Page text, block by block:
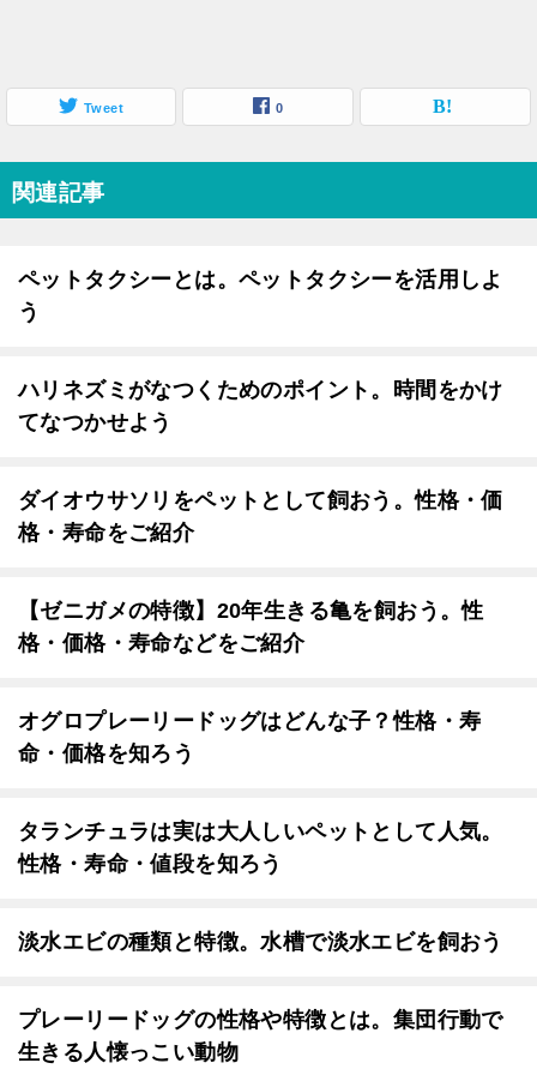
Tweet 0
関連記事
ペットタクシーとは。ペットタクシーを活用しよ
う
ハリネズミがなつくためのポイント。時間をかけ
てなつかせよう
ダイオウサソリをペットとして飼おう。性格・価
格・寿命をご紹介
【ゼニガメの特徴】20年生きる亀を飼おう。性
格・価格・寿命などをご紹介
オグロプレーリードッグはどんな子？性格・寿
命・価格を知ろう
タランチュラは実は大人しいペットとして人気。
性格・寿命・値段を知ろう
淡水エビの種類と特徴。水槽で淡水エビを飼おう
プレーリードッグの性格や特徴とは。集団行動で
生きる人懐っこい動物